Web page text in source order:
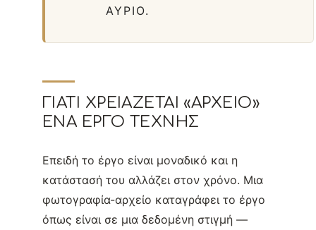
ΑΎΡΙΟ.
ΓΙΑΤΊ ΧΡΕΙΆΖΕΤΑΙ «ΑΡΧΕΊΟ»
ΈΝΑ ΈΡΓΟ ΤΈΧΝΗΣ
Επειδή το έργο είναι μοναδικό και η
κατάστασή του αλλάζει στον χρόνο. Μια
φωτογραφία-αρχείο καταγράφει το έργο
όπως είναι σε μια δεδομένη στιγμή —